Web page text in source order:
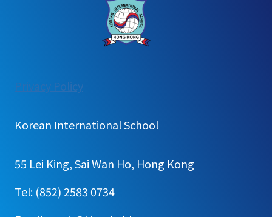
Privacy Policy:
국
제
Korean International School
55 Lei King, Sai Wan Ho, Hong Kong
Tel: (852) 2583 0734